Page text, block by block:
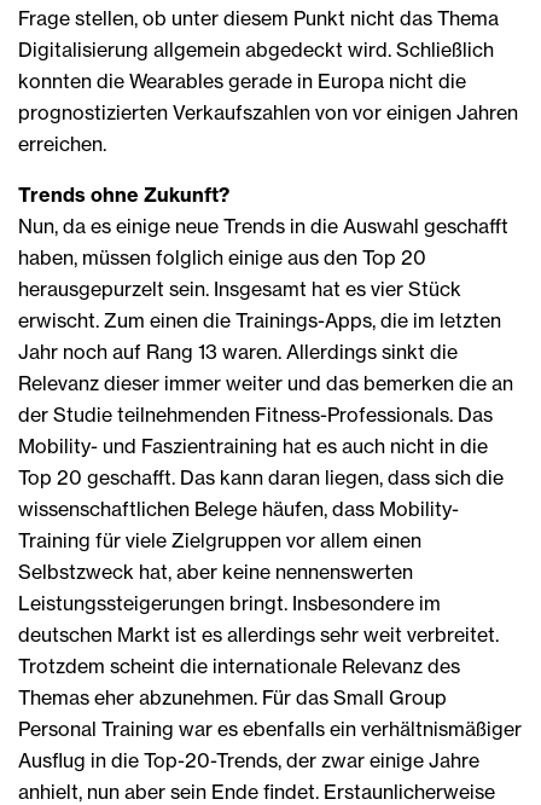
Frage stellen, ob unter diesem Punkt nicht das Thema
Digitalisierung allgemein abgedeckt wird. Schließlich
konnten die Wearables gerade in Europa nicht die
prognostizierten Verkaufszahlen von vor einigen Jahren
erreichen.
Trends ohne Zukunft?
Nun, da es einige neue Trends in die Auswahl geschafft
haben, müssen folglich einige aus den Top 20
herausgepurzelt sein. Insgesamt hat es vier Stück
erwischt. Zum einen die Trainings-Apps, die im letzten
Jahr noch auf Rang 13 waren. Allerdings sinkt die
Relevanz dieser immer weiter und das bemerken die an
der Studie teilnehmenden Fitness-Professionals. Das
Mobility- und Faszientraining hat es auch nicht in die
Top 20 geschafft. Das kann daran liegen, dass sich die
wissenschaftlichen Belege häufen, dass Mobility-
Training für viele Zielgruppen vor allem einen
Selbstzweck hat, aber keine nennenswerten
Leistungssteigerungen bringt. Insbesondere im
deutschen Markt ist es allerdings sehr weit verbreitet.
Trotzdem scheint die internationale Relevanz des
Themas eher abzunehmen. Für das Small Group
Personal Training war es ebenfalls ein verhältnismäßiger
Ausflug in die Top-20-Trends, der zwar einige Jahre
anhielt, nun aber sein Ende findet. Erstaunlicherweise